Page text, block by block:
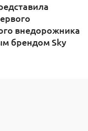
внедорожника
брендом Sky